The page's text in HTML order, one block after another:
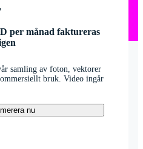
per månad faktureras
samling av foton, vektorer
bruk. Video ingår
nu